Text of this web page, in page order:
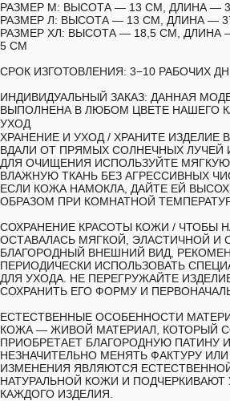
РАЗМЕР М: ВЫСОТА — 13 СМ, ДЛИНА —
РАЗМЕР Л: ВЫСОТА — 13 СМ, ДЛИНА —
РАЗМЕР ХЛ: ВЫСОТА — 18,5 СМ, ДЛИНА
5 СМ
СРОК ИЗГОТОВЛЕНИЯ: 3−10 РАБОЧИХ
ИНДИВИДУАЛЬНЫЙ ЗАКАЗ: ДАННАЯ
ВЫПОЛНЕНА В ЛЮБОМ ЦВЕТЕ НАШЕГО
УХОД
ХРАНЕНИЕ И УХОД / ХРАНИТЕ ИЗДЕЛИЕ
ВДАЛИ ОТ ПРЯМЫХ СОЛНЕЧНЫХ ЛУЧЕЙ
ДЛЯ ОЧИЩЕНИЯ ИСПОЛЬЗУЙТЕ
ВЛАЖНУЮ ТКАНЬ БЕЗ АГРЕССИВНЫХ
ЕСЛИ КОЖА НАМОКЛА, ДАЙТЕ ЕЙ
ОБРАЗОМ ПРИ КОМНАТНОЙ
СОХРАНЕНИЕ КРАСОТЫ КОЖИ / ЧТОБЫ
ОСТАВАЛАСЬ МЯГКОЙ, ЭЛАСТИЧНОЙ И
БЛАГОРОДНЫЙ ВНЕШНИЙ ВИД,
ПЕРИОДИЧЕСКИ ИСПОЛЬЗОВАТЬ
ДЛЯ УХОДА. НЕ ПЕРЕГРУЖАЙТЕ
СОХРАНИТЬ ЕГО ФОРМУ И
ЕСТЕСТВЕННЫЕ ОСОБЕННОСТИ
КОЖА — ЖИВОЙ МАТЕРИАЛ, КОТОРЫЙ
ПРИОБРЕТАЕТ БЛАГОРОДНУЮ ПАТИНУ
НЕЗНАЧИТЕЛЬНО МЕНЯТЬ ФАКТУРУ
ИЗМЕНЕНИЯ ЯВЛЯЮТСЯ
НАТУРАЛЬНОЙ КОЖИ И ПОДЧЕРКИВАЮТ
КАЖДОГО ИЗДЕЛИЯ.